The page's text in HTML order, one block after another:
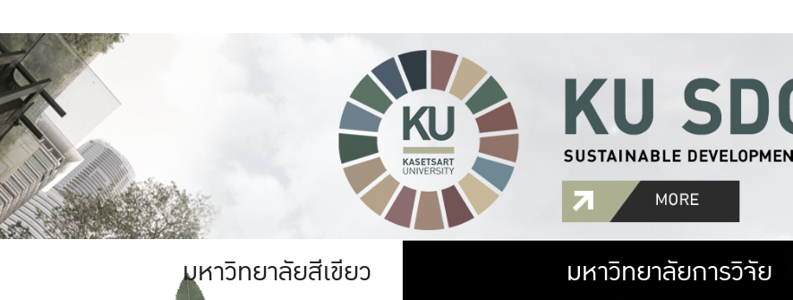
มหาวิทยาลัยสีเขียว มหาวิทยาลัย
มหาวิทยาลัยการวิจัย